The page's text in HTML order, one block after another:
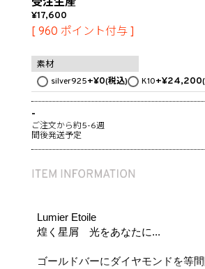
受注生産
17,600
[ 960 ポイント付与 ]
素材
silver925+¥0 税込 K10+¥24,200
-
ご注文から約5-6週
間後発送予定
Lumier Etoile
煌く星屑 光をあなたに...
ゴールドバーにダイヤモンドを等